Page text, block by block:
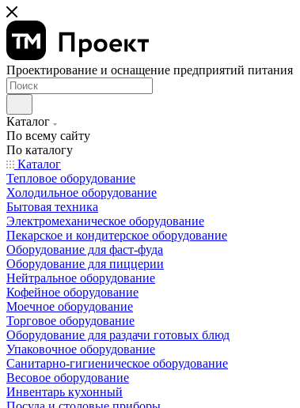
Проектирование и оснащение предприятий питания
Каталог
По всему сайту
По каталогу
Каталог
Тепловое оборудование
Холодильное оборудование
Бытовая техника
Электромеханическое оборудование
Пекарское и кондитерское оборудование
Оборудование для фаст-фуда
Оборудование для пиццерии
Нейтральное оборудование
Кофейное оборудование
Моечное оборудование
Торговое оборудование
Оборудование для раздачи готовых блюд
Упаковочное оборудование
Санитарно-гигиеническое оборудование
Весовое оборудование
Инвентарь кухонный